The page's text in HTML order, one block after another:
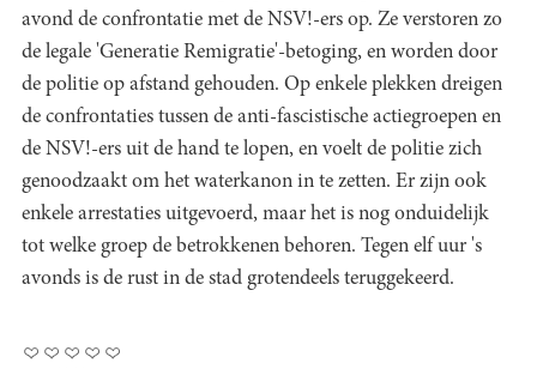
avond de confrontatie met de NSV!-ers op. Ze verstoren zo
de legale 'Generatie Remigratie'-betoging, en worden door
de politie op afstand gehouden. Op enkele plekken dreigen
de confrontaties tussen de anti-fascistische actiegroepen en
de NSV!-ers uit de hand te lopen, en voelt de politie zich
genoodzaakt om het waterkanon in te zetten. Er zijn ook
enkele arrestaties uitgevoerd, maar het is nog onduidelijk
tot welke groep de betrokkenen behoren. Tegen elf uur 's
avonds is de rust in de stad grotendeels teruggekeerd.